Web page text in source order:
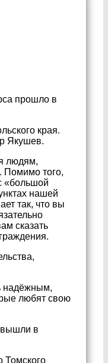
прошло в
края.
Якушев.
людям,
Помимо того,
«большой
нашей
так, что вы
сказать
надёжным,
любят свою
вышли в
Томского